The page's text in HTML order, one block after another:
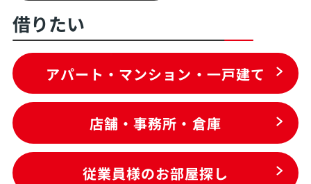
借りたい
アパート・マンション・一戸建て
店舗・事務所・倉庫
従業員様のお部屋探し